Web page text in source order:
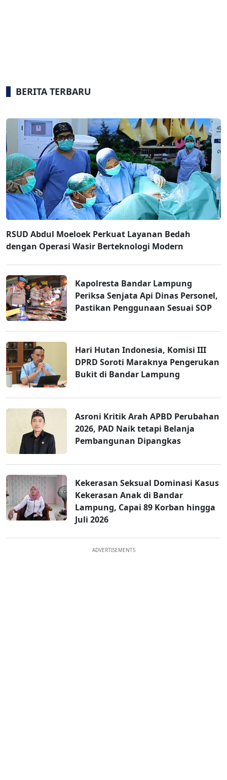
BERITA TERBARU
RSUD Abdul Moeloek Perkuat Layanan Bedah
dengan Operasi Wasir Berteknologi Modern
Kapolresta Bandar Lampung
Periksa Senjata Api Dinas Personel,
Pastikan Penggunaan Sesuai SOP
Hari Hutan Indonesia, Komisi III
DPRD Soroti Maraknya Pengerukan
Bukit di Bandar Lampung
Asroni Kritik Arah APBD Perubahan
2026, PAD Naik tetapi Belanja
Pembangunan Dipangkas
Kekerasan Seksual Dominasi Kasus
Kekerasan Anak di Bandar
Lampung, Capai 89 Korban hingga
Juli 2026
ADVERTISEMENTS